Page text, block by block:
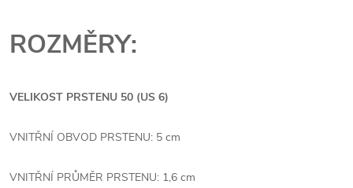
ROZMĚRY:
VELIKOST PRSTENU 50 (US 6)
VNITŘNÍ OBVOD PRSTENU: 5 cm
VNITŘNÍ PRŮMĚR PRSTENU: 1,6 cm